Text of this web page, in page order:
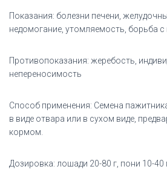
Показания: болезни печени,
недомогание, утомляемость, борьба с
Противопоказания: жеребость,
непереносимость
Способ применения: Семена
в виде отвара или в сухом виде,
кормом.
Дозировка: лошади 20-80 г, пони 10-40